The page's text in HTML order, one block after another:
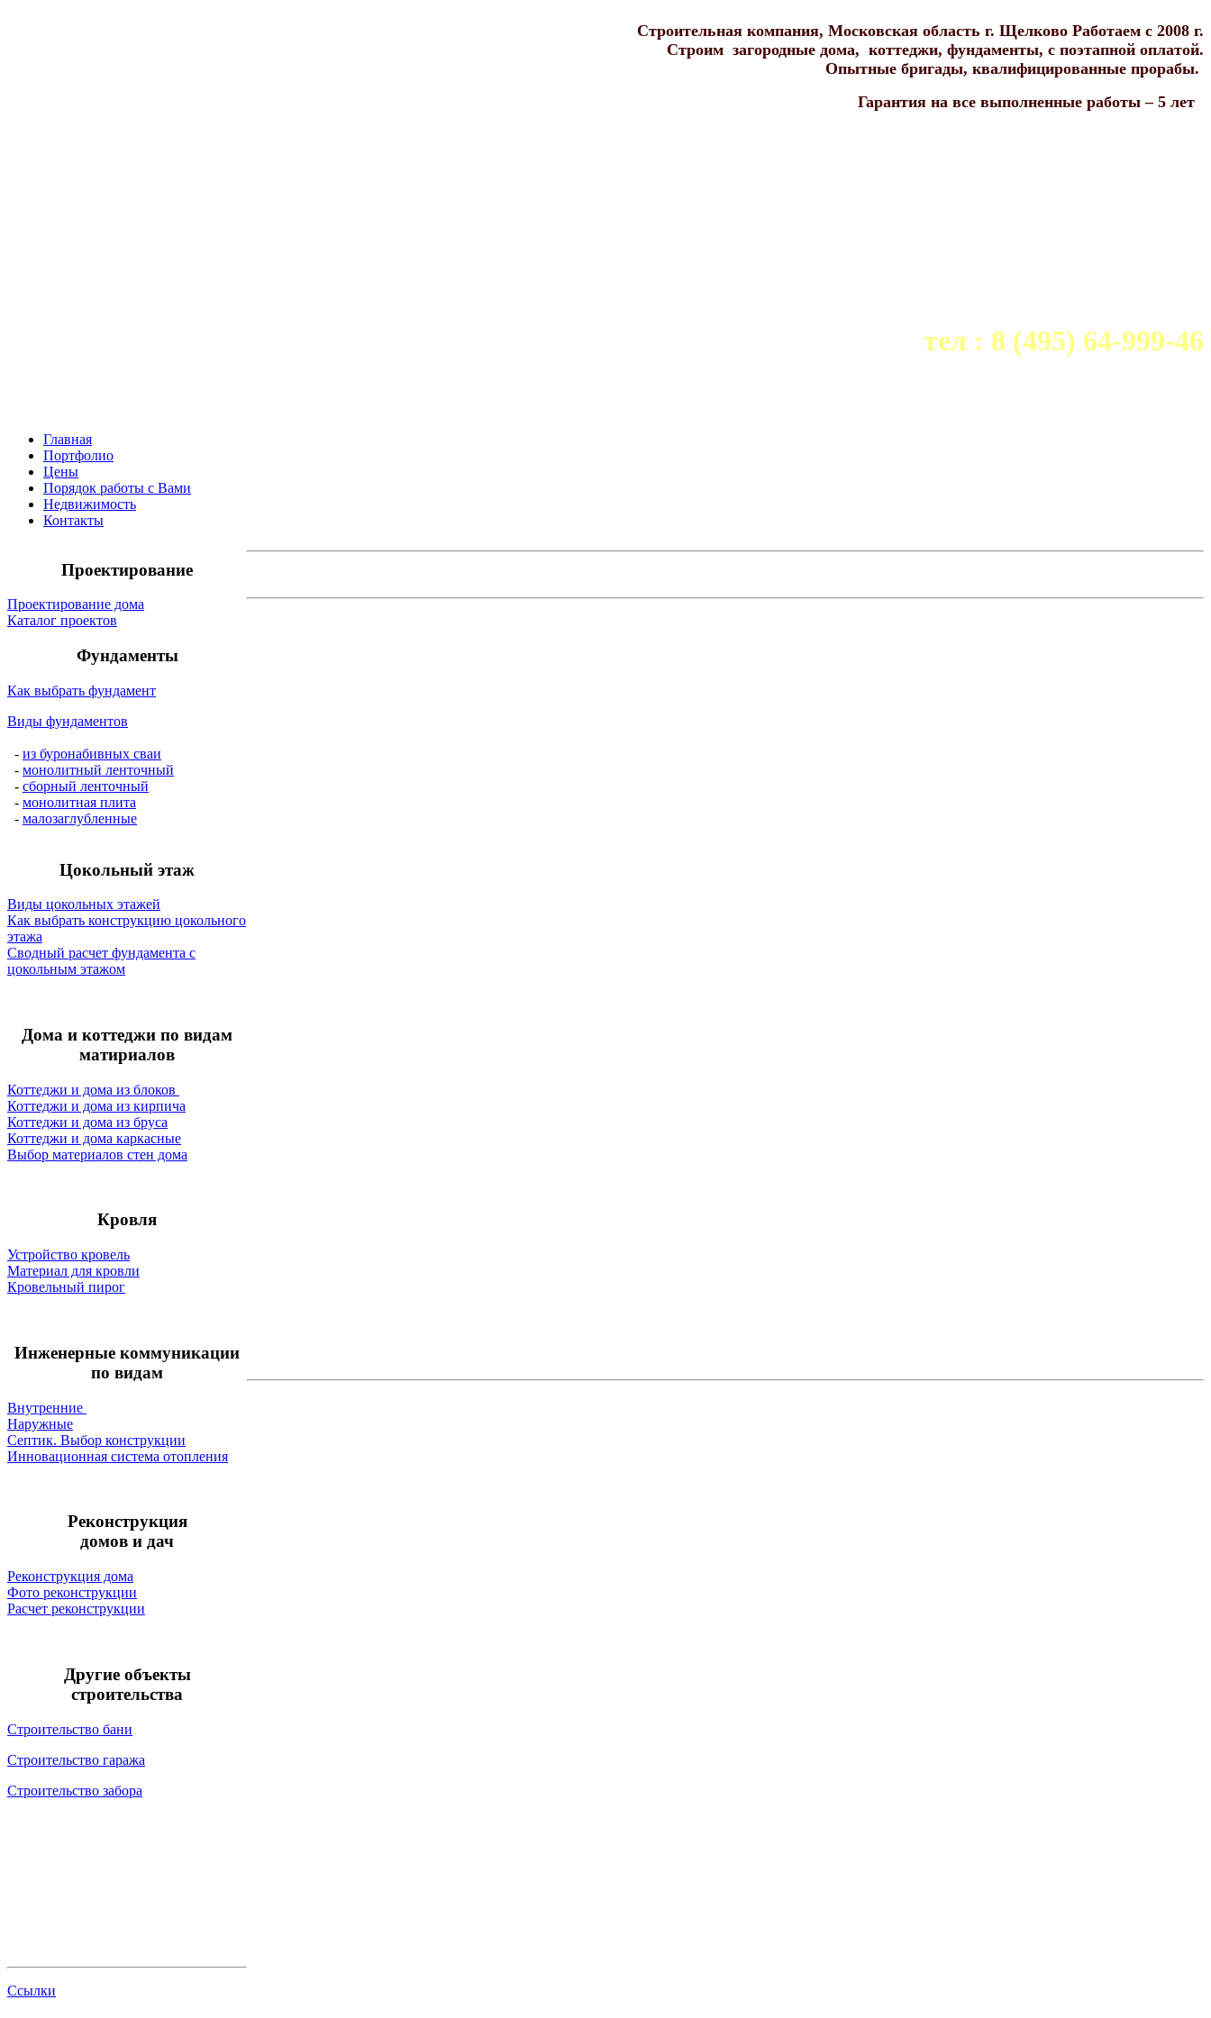
Строительная компания, Московская область г. Щелково Работаем с 2008 г.
Строим загородные дома, коттеджи, фундаменты, с поэтапной оплатой.
Опытные бригады, квалифицированные прорабы.
Гарантия на все выполненные работы – 5 лет
тел : 8 (495) 64-999-46
Главная
Портфолио
Цены
Порядок работы с Вами
Недвижимость
Контакты
Проектирование
Проектирование дома
Каталог проектов
Фундаменты
Как выбрать фундамент
Виды фундаментов
- из буронабивных сваи
- монолитный ленточный
- сборный ленточный
- монолитная плита
- малозаглубленные
Цокольный этаж
Виды цокольных этажей
Как выбрать конструкцию цокольного
этажа
Сводный расчет фундамента с
цокольным этажом
Дома и коттеджи по видам
матириалов
Коттеджи и дома из блоков
Коттеджи и дома из кирпича
Коттеджи и дома из бруса
Коттеджи и дома каркасные
Выбор материалов стен дома
Кровля
Устройство кровель
Материал для кровли
Кровельный пирог
Инженерные коммуникации
по видам
Внутренние
Наружные
Септик. Выбор конструкции
Инновационная система отопления
Реконструкция
домов и дач
Реконструкция дома
Фото реконструкции
Расчет реконструкции
Другие объекты
строительства
Строительство бани
Строительство гаража
Строительство забора
Ссылки